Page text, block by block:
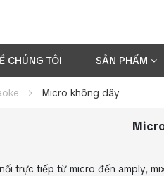
CHÚNG TÔI SẢN PHẨM
Micro không dây
trực tiếp từ micro đến amply,